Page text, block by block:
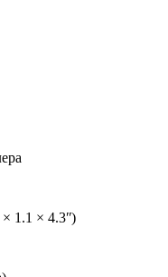
1.1 × 4.3ʺ)